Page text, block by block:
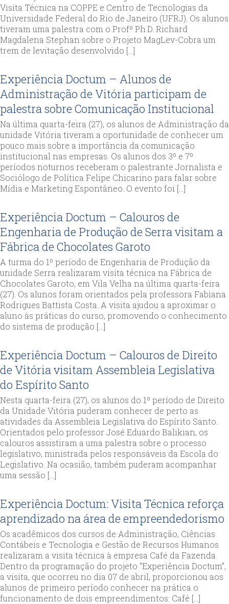
Visita Técnica na COPPE e Centro de Tecnologias da
Universidade Federal do Rio de Janeiro (UFRJ). Os alunos
tiveram uma palestra com o Profº Ph.D. Richard
Magdalena Stephan sobre o Projeto MagLev-Cobra um
trem de levitação desenvolvido […]
Experiência Doctum – Alunos de
Administração de Vitória participam de
palestra sobre Comunicação Institucional
Na última quarta-feira (27), os alunos de Administração da
unidade Vitória tiveram a oportunidade de conhecer um
pouco mais sobre a importância da comunicação
institucional nas empresas. Os alunos dos 3º e 7º
períodos noturnos receberam o palestrante Jornalista e
Sociólogo de Política Felipe Chicarino para falar sobre
Mídia e Marketing Espontâneo. O evento foi […]
Experiência Doctum – Calouros de
Engenharia de Produção de Serra visitam a
Fábrica de Chocolates Garoto
A turma do 1º período de Engenharia de Produção da
unidade Serra realizaram visita técnica na Fábrica de
Chocolates Garoto, em Vila Velha na última quarta-feira
(27). Os alunos foram orientados pela professora Fabiana
Rodrigues Battista Costa. A visita ajudou a aproximar o
aluno às práticas do curso, promovendo o conhecimento
do sistema de produção […]
Experiência Doctum – Calouros de Direito
de Vitória visitam Assembleia Legislativa
do Espírito Santo
Nesta quarta-feira (27), os alunos do 1º período de Direito
da Unidade Vitória puderam conhecer de perto as
atividades da Assembleia Legislativa do Espírito Santo.
Orientados pelo professor José Eduardo Balikian, os
calouros assistiram a uma palestra sobre o processo
legislativo, ministrada pelos responsáveis da Escola do
Legislativo. Na ocasião, também puderam acompanhar
uma sessão […]
Experiência Doctum: Visita Técnica reforça
aprendizado na área de empreendedorismo
Os acadêmicos dos cursos de Administração, Ciências
Contábeis e Tecnologia e Gestão de Recursos Humanos
realizaram a visita técnica à empresa Café da Fazenda.
Dentro da programação do projeto “Experiência Doctum”,
a visita, que ocorreu no dia 07 de abril, proporcionou aos
alunos de primeiro período conhecer na prática o
funcionamento de dois empreendimentos: Café […]